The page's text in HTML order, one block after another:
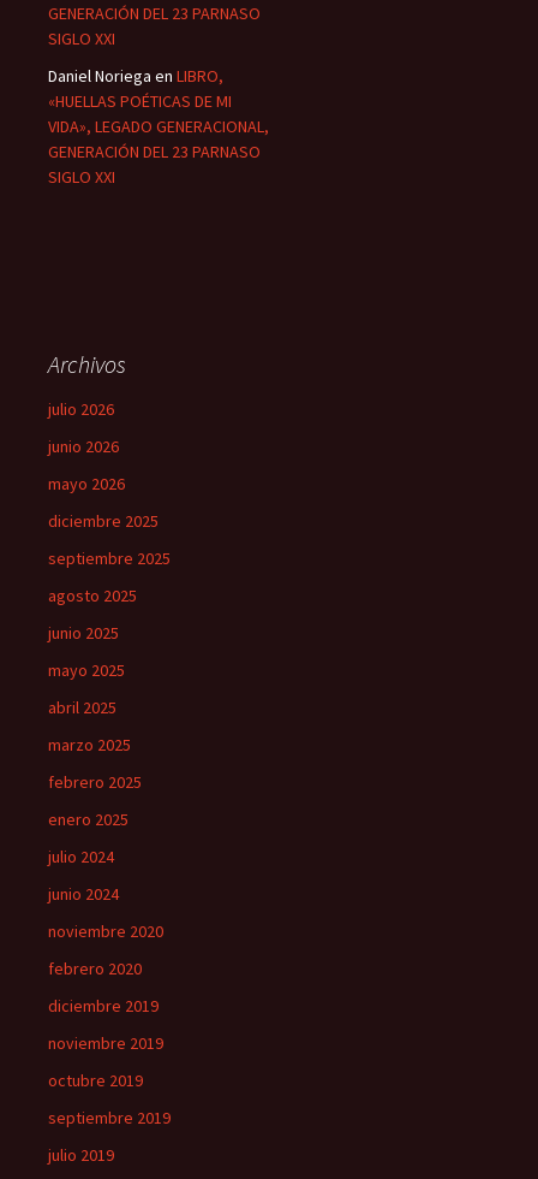
GENERACIÓN DEL 23 PARNASO
SIGLO XXI
Daniel Noriega en LIBRO,
«HUELLAS POÉTICAS DE MI
VIDA», LEGADO GENERACIONAL,
GENERACIÓN DEL 23 PARNASO
SIGLO XXI
Archivos
julio 2026
junio 2026
mayo 2026
diciembre 2025
septiembre 2025
agosto 2025
junio 2025
mayo 2025
abril 2025
marzo 2025
febrero 2025
enero 2025
julio 2024
junio 2024
noviembre 2020
febrero 2020
diciembre 2019
noviembre 2019
octubre 2019
septiembre 2019
julio 2019